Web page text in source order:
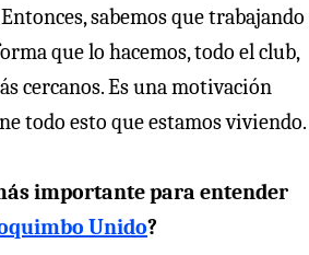
sabemos que trabajando
que lo hacemos, todo el club,
cercanos. Es una motivación
todo esto que estamos viviendo.
importante para entender
Unido?